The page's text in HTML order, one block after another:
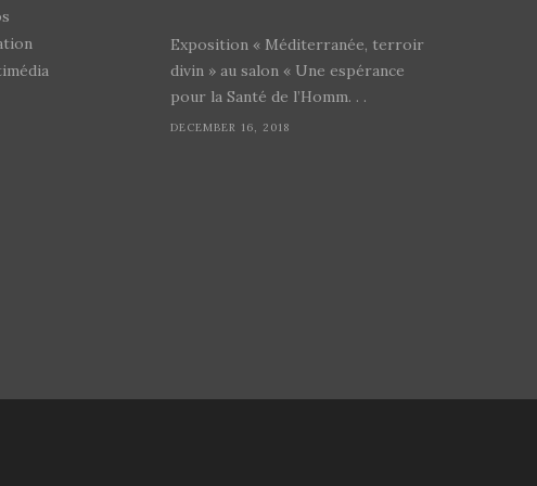
Exposition « Méditerranée, terroir
divin » au salon « Une espérance
pour la Santé de l’Homm. . .
DECEMBER 16, 2018